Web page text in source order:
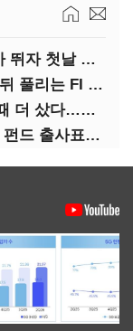
[IB토마토](락업의 두얼굴)②공모가 뛰자 첫날 매도…FI 엑시트 전략 갈렸다
[IB토마토](락업의 두얼굴)①한 달 뒤 풀리는 FI 물량…새내기주 오버행 경계
[IB토마토]HB인베스트, IPO 무산 때 더 샀다…마키나락스 투자 2.7배 회수
[IB토마토]데브시스터즈벤처스, AI 펀드 출사표…모회사 경영난 변수